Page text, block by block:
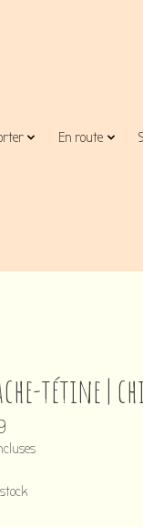
En route
tétine |